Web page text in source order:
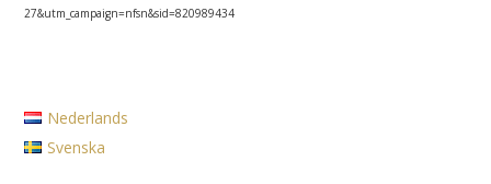
27&utm_campaign=nfsn&sid=820989434
Nederlands
Svenska